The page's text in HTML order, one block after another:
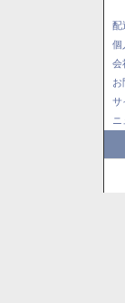
配
個
会
お
サ